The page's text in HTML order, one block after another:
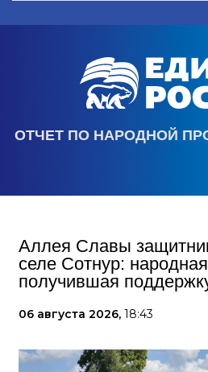
ОТЧЕТ ПО НАРОДНОЙ
Аллея Славы
селе Сотнур:
получившая
06 августа 2026, 18:43